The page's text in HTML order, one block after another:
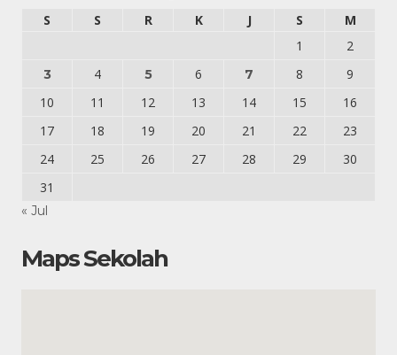
S
S R K J S
M
1
2
3 4 5 6 7 8
9
10
11 12 13 14 15
16
17
18 19 20 21 22
23
24
25 26 27 28 29
30
31
« Jul
Maps Sekolah